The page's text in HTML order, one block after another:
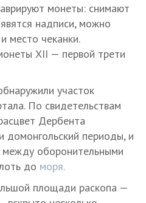
монеты: снимают
надписи, можно
место чеканки.
XII — первой трети
участок
По свидетельствам
Дербента
домонгольский периоды, и
между оборонительными
до моря.
площади раскопа —